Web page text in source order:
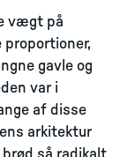
vægt på
proportioner,
gavle og
var i
af disse
arkitektur